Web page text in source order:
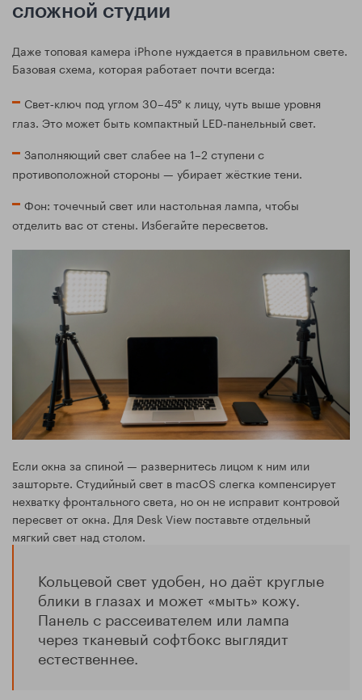
сложной студии
Даже топовая камера iPhone нуждается в правильном свете.
Базовая схема, которая работает почти всегда:
Свет‑ключ под углом 30–45° к лицу, чуть выше уровня
глаз. Это может быть компактный LED‑панельный свет.
Заполняющий свет слабее на 1–2 ступени с
противоположной стороны — убирает жёсткие тени.
Фон: точечный свет или настольная лампа, чтобы
отделить вас от стены. Избегайте пересветов.
Если окна за спиной — развернитесь лицом к ним или
зашторьте. Студийный свет в macOS слегка компенсирует
нехватку фронтального света, но он не исправит контровой
пересвет от окна. Для Desk View поставьте отдельный
мягкий свет над столом.
Кольцевой свет удобен, но даёт круглые
блики в глазах и может «мыть» кожу.
Панель с рассеивателем или лампа
через тканевый софтбокс выглядит
естественнее.